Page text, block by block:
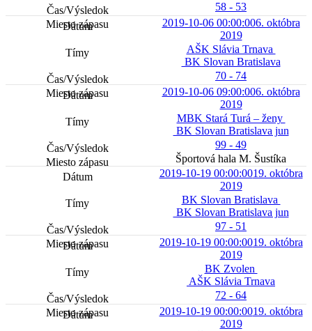
58 - 53
2019-10-06 00:00:006. októbra
2019
AŠK Slávia Trnava
BK Slovan Bratislava
70 - 74
2019-10-06 09:00:006. októbra
2019
MBK Stará Turá – ženy
BK Slovan Bratislava jun
99 - 49
Športová hala M. Šustíka
2019-10-19 00:00:0019. októbra
2019
BK Slovan Bratislava
BK Slovan Bratislava jun
97 - 51
2019-10-19 00:00:0019. októbra
2019
BK Zvolen
AŠK Slávia Trnava
72 - 64
2019-10-19 00:00:0019. októbra
2019